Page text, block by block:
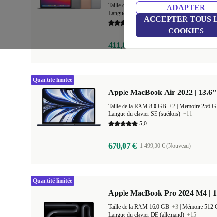
ADAPTER
ACCEPTER TOUS
COOKIES
Taille de la RAM 8.0 GB +1 | Mémoire 256
Langue du clavier US (anglais américain)+20
5,0
411,80 €
Apple MacBook Air 2022 |
Taille de la RAM 8.0 GB +2 Mémoire 256
Langue du clavier SE (suédois) +11
5,0
670,07 € 1 499,00 € (Nouveau)
Quantité limitée
Apple MacBook Pro 2024 M4 |
Taille de la RAM 16.0 GB +3 Mémoire 512
Langue du clavier DE (allemand) +15
Quantité limitée